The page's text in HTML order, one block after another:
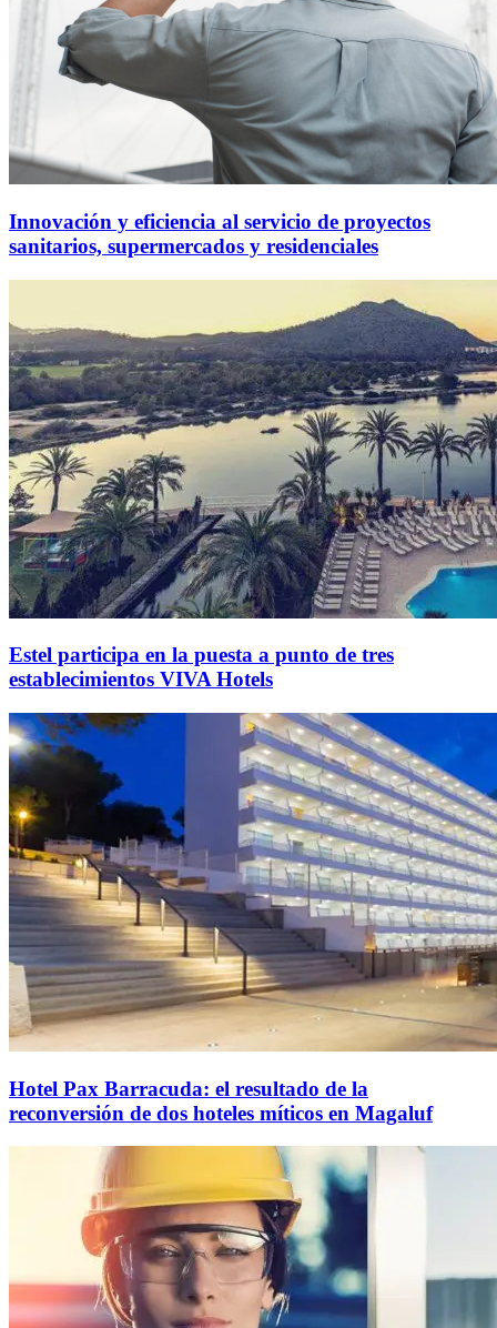
Innovación y eficiencia al servicio de proyectos
sanitarios, supermercados y residenciales
Estel participa en la puesta a punto de tres
establecimientos VIVA Hotels
Hotel Pax Barracuda: el resultado de la
reconversión de dos hoteles míticos en Magaluf